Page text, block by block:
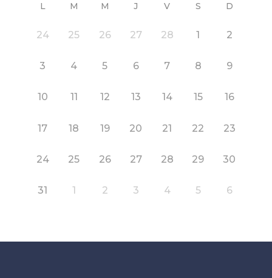
L M M J V S D
24 25 26 27 28 1 2
3 4 5 6 7 8 9
10 11 12 13 14 15 16
17 18 19 20 21 22 23
24 25 26 27 28 29 30
31 1 2 3 4 5 6